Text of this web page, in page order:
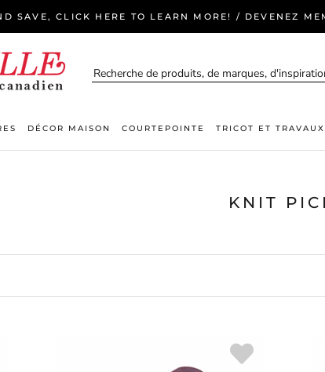
SAVE, CLICK HERE TO LEARN MORE! / DEVENEZ
DÉCOR MAISON COURTEPOINTE TRICOT ET
KNIT